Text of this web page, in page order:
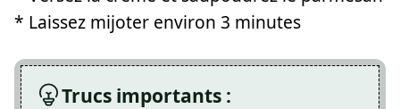
* Laissez mijoter environ 3 minutes
Trucs importants :